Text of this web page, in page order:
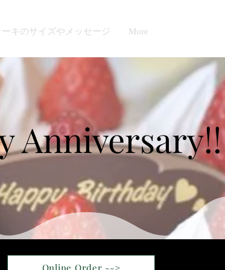
ーキのサイズやメッセージ More
Anniversary!!
Online Order -->